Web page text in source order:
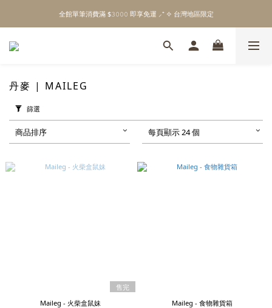
\ Welcome to 𝙻𝚒𝚝𝚝𝚕𝚎 𝙼𝚒𝚕𝚔𝚢 𝚆𝚊𝚢  ✨ For the Little Ones. /
全館單筆消費滿 $𝟹𝟶𝟶𝟶 即享免運 ⸝⁺ ✧ 台灣地區限定
\ Welcome to 𝙻𝚒𝚝𝚝𝚕𝚎 𝙼𝚒𝚕𝚔𝚢 𝚆𝚊𝚢  ✨ For the Little Ones. /
丹麥 | MAILEG
篩選
商品排序 每頁顯示 24 個
售完
Maileg - 火柴盒鼠妹
Maileg - 食物雜貨箱